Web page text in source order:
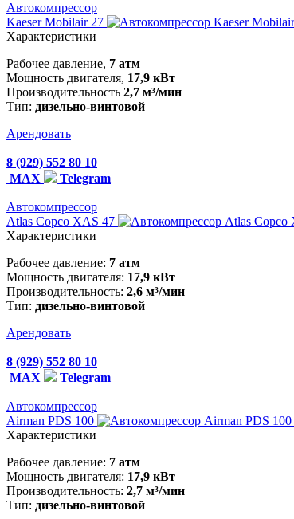
Автокомпрессор
Kaeser Mobilair 27
Характеристики
Рабочее давление, 7 атм
Мощность двигателя, 17,9 кВт
Производительность 2,7 м³/мин
Тип: дизельно-винтовой
Арендовать
8 (929) 552 80 10
MAX
Telegram
Автокомпрессор
Atlas Copco XAS 47
Характеристики
Рабочее давление: 7 атм
Мощность двигателя: 17,9 кВт
Производительность: 2,6 м³/мин
Тип: дизельно-винтовой
Арендовать
8 (929) 552 80 10
MAX
Telegram
Автокомпрессор
Airman PDS 100
Характеристики
Рабочее давление: 7 атм
Мощность двигателя: 17,9 кВт
Производительность: 2,7 м³/мин
Тип: дизельно-винтовой